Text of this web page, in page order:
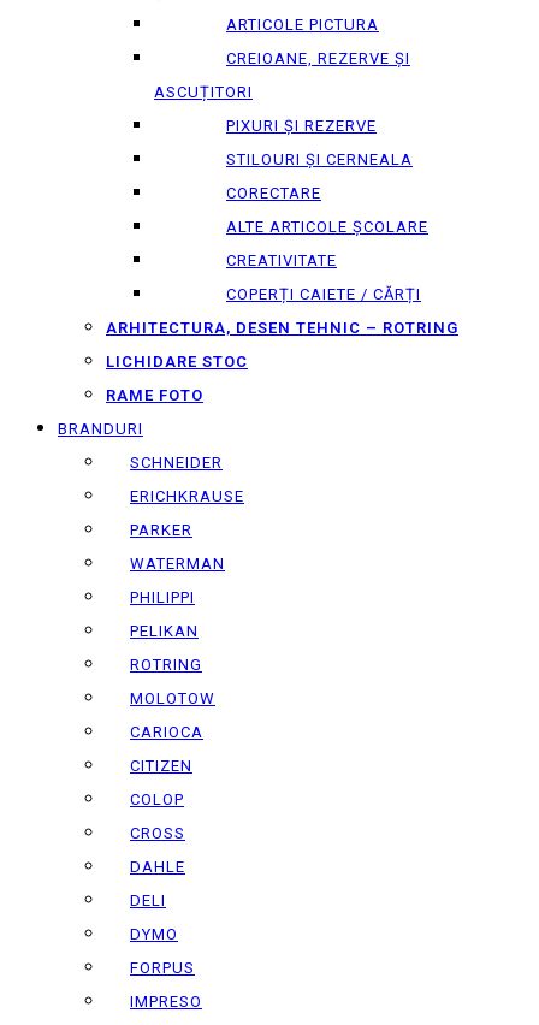
ARTICOLE PICTURA
CREIOANE, REZERVE ȘI
ASCUȚITORI
PIXURI ȘI REZERVE
STILOURI ȘI CERNEALA
CORECTARE
ALTE ARTICOLE ȘCOLARE
CREATIVITATE
COPERȚI CAIETE / CĂRȚI
ARHITECTURA, DESEN TEHNIC – ROTRING
LICHIDARE STOC
RAME FOTO
BRANDURI
SCHNEIDER
ERICHKRAUSE
PARKER
WATERMAN
PHILIPPI
PELIKAN
ROTRING
MOLOTOW
CARIOCA
CITIZEN
COLOP
CROSS
DAHLE
DELI
DYMO
FORPUS
IMPRESO